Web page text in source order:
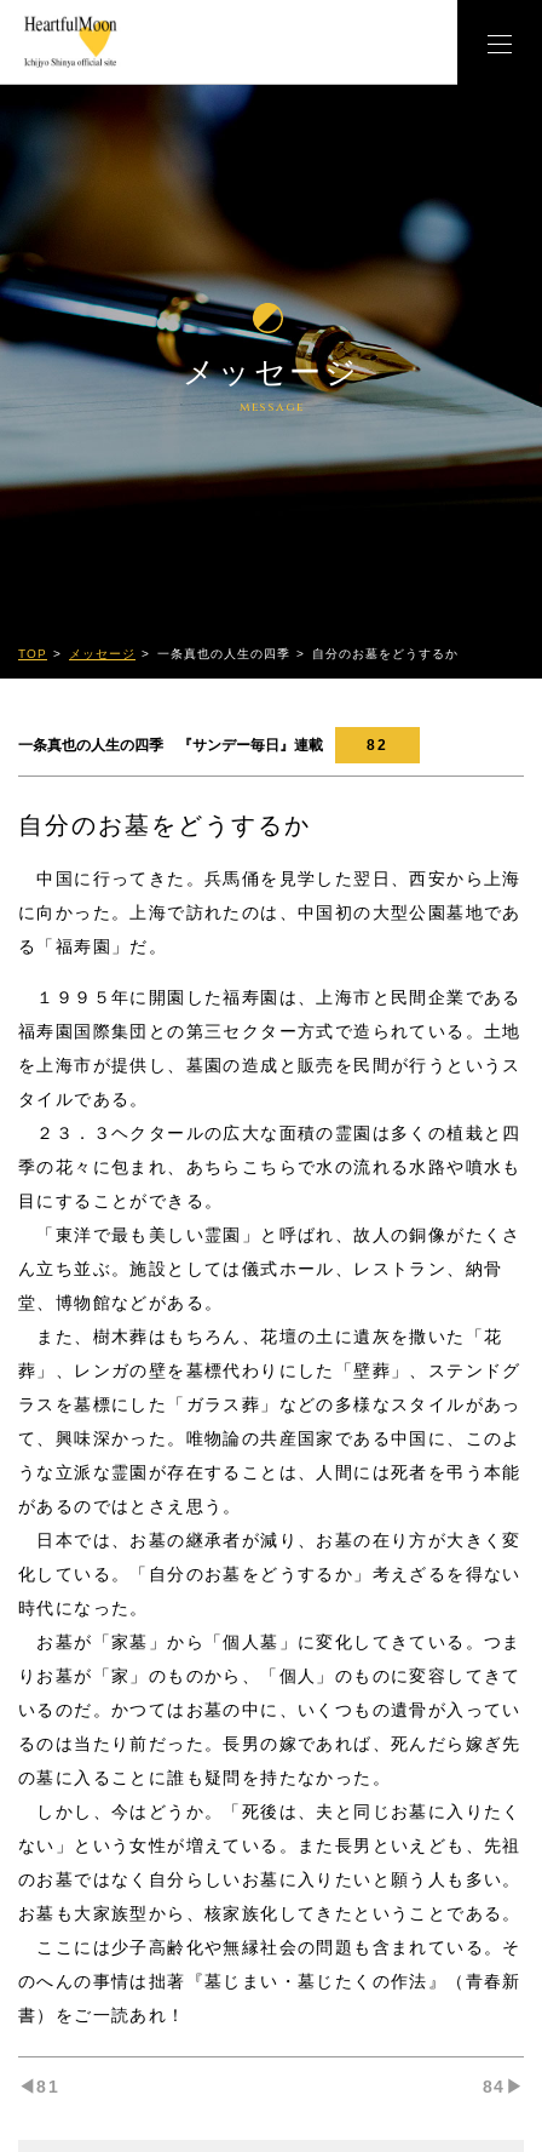
メッセージ
message
TOP メッセージ 一条真也の人生の四季 自分のお墓をどうするか
一条真也の人生の四季 『サンデー毎日』連載 82
自分のお墓をどうするか
中国に行ってきた。兵馬俑を見学した翌日、西安から上海
に向かった。上海で訪れたのは、中国初の大型公園墓地であ
る「福寿園」だ。
１９９５年に開園した福寿園は、上海市と民間企業である
福寿園国際集団との第三セクター方式で造られている。土地
を上海市が提供し、墓園の造成と販売を民間が行うというス
タイルである。
２３．３ヘクタールの広大な面積の霊園は多くの植栽と四
季の花々に包まれ、あちらこちらで水の流れる水路や噴水も
目にすることができる。
「東洋で最も美しい霊園」と呼ばれ、故人の銅像がたくさ
ん立ち並ぶ。施設としては儀式ホール、レストラン、納骨
堂、博物館などがある。
また、樹木葬はもちろん、花壇の土に遺灰を撒いた「花
葬」、レンガの壁を墓標代わりにした「壁葬」、ステンドグ
ラスを墓標にした「ガラス葬」などの多様なスタイルがあっ
て、興味深かった。唯物論の共産国家である中国に、このよ
うな立派な霊園が存在することは、人間には死者を弔う本能
があるのではとさえ思う。
日本では、お墓の継承者が減り、お墓の在り方が大きく変
化している。「自分のお墓をどうするか」考えざるを得ない
時代になった。
お墓が「家墓」から「個人墓」に変化してきている。つま
りお墓が「家」のものから、「個人」のものに変容してきて
いるのだ。かつてはお墓の中に、いくつもの遺骨が入ってい
るのは当たり前だった。長男の嫁であれば、死んだら嫁ぎ先
の墓に入ることに誰も疑問を持たなかった。
しかし、今はどうか。「死後は、夫と同じお墓に入りたく
ない」という女性が増えている。また長男といえども、先祖
のお墓ではなく自分らしいお墓に入りたいと願う人も多い。
お墓も大家族型から、核家族化してきたということである。
ここには少子高齢化や無縁社会の問題も含まれている。そ
のへんの事情は拙著『墓じまい・墓じたくの作法』（青春新
書）をご一読あれ！
◀︎81 84▶︎